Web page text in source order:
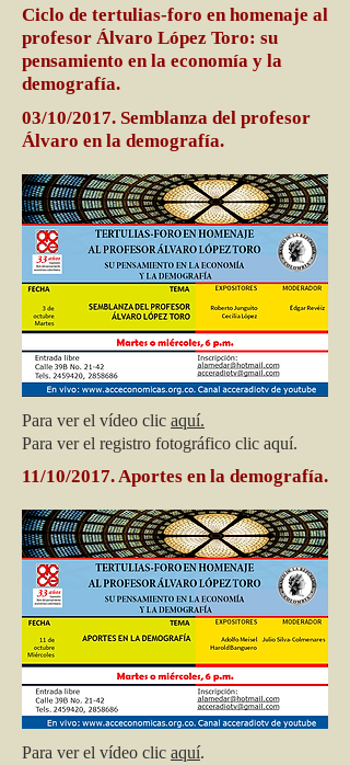
Ciclo de tertulias-foro en homenaje al
profesor Álvaro López Toro: su
pensamiento en la economía y la
demografía.
03/10/2017. Semblanza del profesor
Álvaro en la demografía.
Para ver el vídeo clic aquí.
Para ver el registro fotográfico clic aquí.
11/10/2017. Aportes en la demografía.
Para ver el vídeo clic aquí.